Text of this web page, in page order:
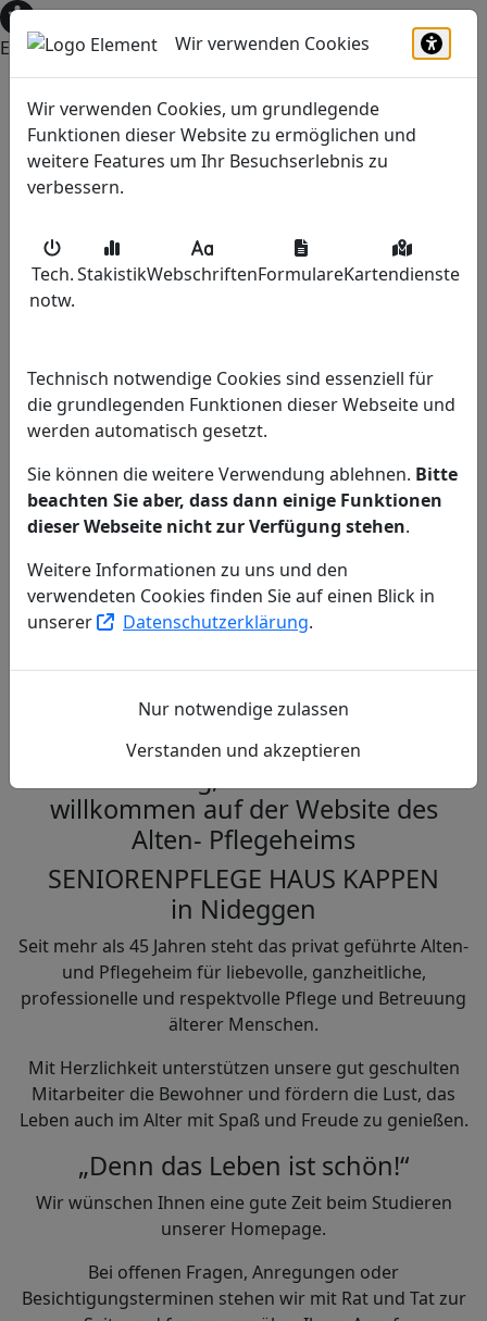
Einstellungen zur Barrierefreiheit öffnen
(0 24 27) 452
Haben Sie Fragen?
Ansprechpartner
Termin vereinbaren
Respektvolle, liebevolle Betreuung
Herzlich Willkommen
willkommen auf der Website des
Alten- Pflegeheims
SENIORENPFLEGE HAUS KAPPEN
in Nideggen
Seit mehr als 45 Jahren steht das privat geführte Alten-
und Pflegeheim für liebevolle, ganzheitliche,
professionelle und respektvolle Pflege und Betreuung
älterer Menschen.
Mit Herzlichkeit unterstützen unsere gut geschulten
Mitarbeiter die Bewohner und fördern die Lust, das
Leben auch im Alter mit Spaß und Freude zu genießen.
„Denn das Leben ist schön!“
Wir wünschen Ihnen eine gute Zeit beim Studieren
unserer Homepage.
Bei offenen Fragen, Anregungen oder
Besichtigungsterminen stehen wir mit Rat und Tat zur
Wir verwenden Cookies
Wir verwenden Cookies, um grundlegende
Funktionen dieser Website zu ermöglichen und
weitere Features um Ihr Besuchserlebnis zu
verbessern.
Tech.
notw.
StakistikWebschriftenFormulareKartendienste
Technisch notwendige Cookies sind essenziell für
die grundlegenden Funktionen dieser Webseite und
werden automatisch gesetzt.
Sie können die weitere Verwendung ablehnen. Bitte
beachten Sie aber, dass dann einige Funktionen
dieser Webseite nicht zur Verfügung stehen.
Weitere Informationen zu uns und den
verwendeten Cookies finden Sie auf einen Blick in
unserer
Datenschutzerklärung.
Nur notwendige zulassen
Verstanden und akzeptieren